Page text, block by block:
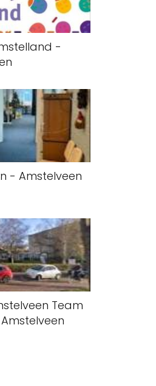
-
- Amstelveen
Team